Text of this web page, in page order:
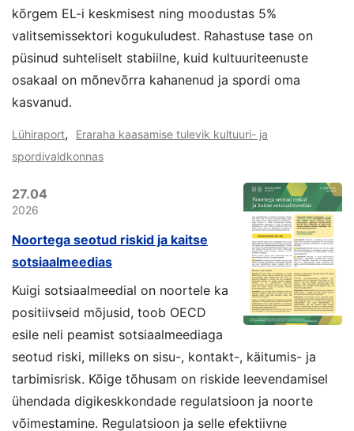
kõrgem EL-i keskmisest ning moodustas 5%
valitsemissektori kogukuludest. Rahastuse tase on
püsinud suhteliselt stabiilne, kuid kultuuriteenuste
osakaal on mõnevõrra kahanenud ja spordi oma
kasvanud.
Lühiraport,
Eraraha kaasamise tulevik kultuuri- ja
spordivaldkonnas
27.04
2026
Noortega seotud riskid ja kaitse
sotsiaalmeedias
Kuigi sotsiaalmeedial on noortele ka
positiivseid mõjusid, toob OECD
esile neli peamist sotsiaalmeediaga
seotud riski, milleks on sisu-, kontakt-, käitumis- ja
tarbimisrisk. Kõige tõhusam on riskide leevendamisel
ühendada digikeskkondade regulatsioon ja noorte
võimestamine. Regulatsioon ja selle efektiivne